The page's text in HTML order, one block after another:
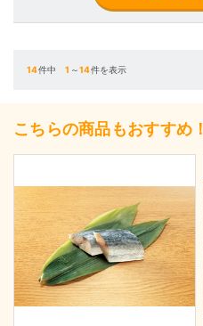
14件中1 ～14件を表示
こちらの商品もおすすめ！